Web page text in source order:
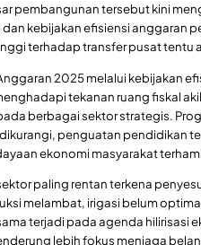
pembangunan tersebut kini
kebijakan efisiensi anggaran
terhadap transfer pusat tentu
2025 melalui kebijakan
tekanan ruang fiskal
berbagai sektor strategis.
penguatan pendidikan
ekonomi masyarakat
paling rentan terkena
melambat, irigasi belum
terjadi pada agenda hilirisasi
lebih fokus menjaga